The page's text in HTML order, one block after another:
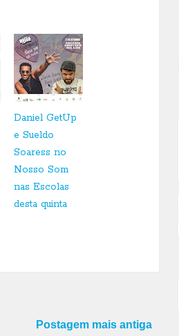
Daniel GetUp
e Sueldo
Soaress no
Nosso Som
nas Escolas
desta quinta
Postagem mais antiga